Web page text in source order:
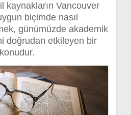
kaynakların Vancouver
biçimde nasıl
günümüzde akademik
doğrudan etkileyen bir
konudur.